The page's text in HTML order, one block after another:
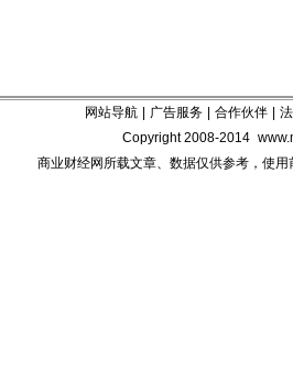
网站导航 广告服务 合作伙伴
Copyright 2008-2014
商业财经网所载文章、数据仅供参考，使